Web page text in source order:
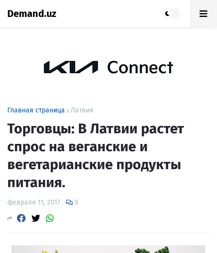
Demand.uz
Главная страница Латвия
Торговцы: В Латвии растет
спрос на веганские и
вегетарианские продукты
питания.
февраля 11, 2017 0